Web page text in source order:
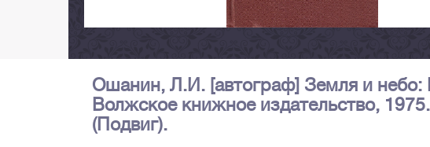
Ошанин, Л.И. [автограф] Земля и небо:
Волжское книжное издательство,
(Подвиг).